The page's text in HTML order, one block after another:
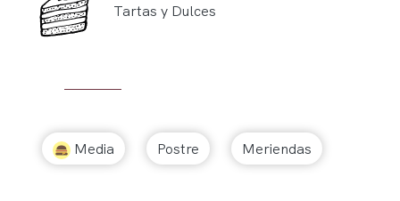
Tartas y Dulces
Media Postre Meriendas